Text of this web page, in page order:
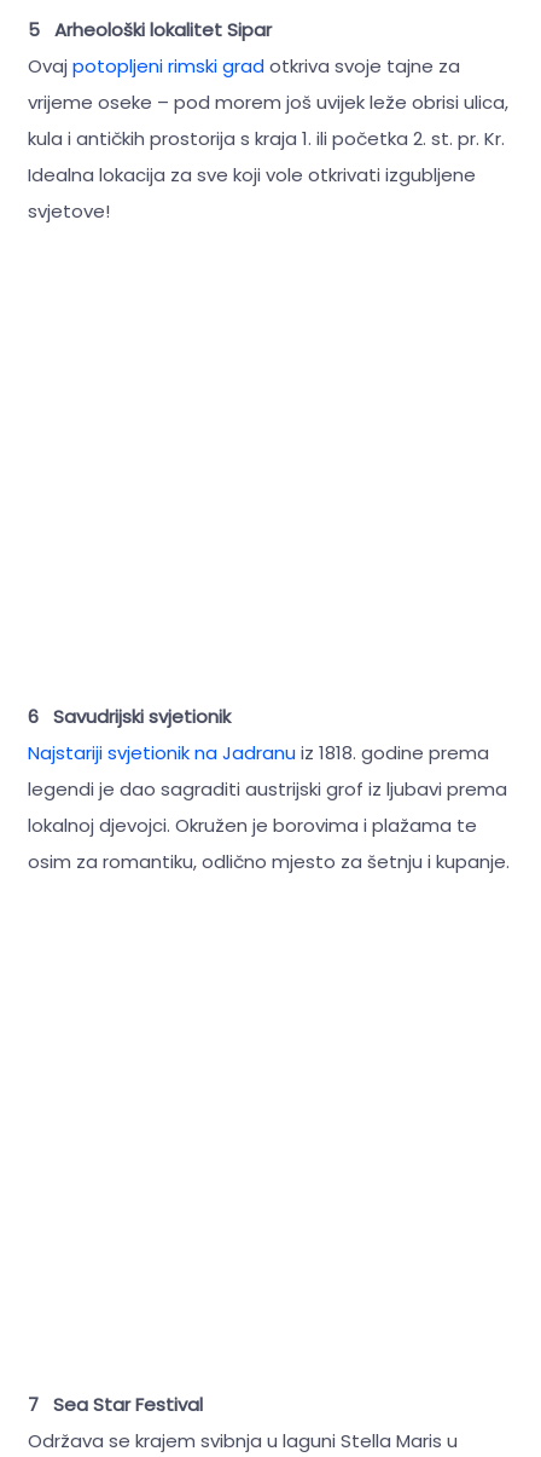
5 Arheološki lokalitet Sipar
Ovaj potopljeni rimski gradotkriva svoje tajne za
vrijeme oseke – pod morem još uvijek leže obrisi ulica,
kula i antičkih prostorija s kraja 1. ili početka 2. st. pr. Kr.
Idealna lokacija za sve koji vole otkrivati izgubljene
svjetove!
6 Savudrijski svjetionik
Najstariji svjetionik na Jadranuiz 1818. godine prema
legendi je dao sagraditi austrijski grof iz ljubavi prema
lokalnoj djevojci. Okružen je borovima i plažama te
osim za romantiku, odlično mjesto za šetnju i kupanje.
7 Sea Star Festival
Održava se krajem svibnja u laguni Stella Maris u